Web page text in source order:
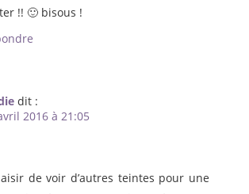
!! 🙂 bisous !
dit :
2016 à 21:05
de voir d’autres teintes pour une